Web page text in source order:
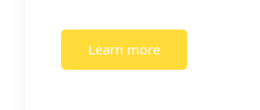
Learn more